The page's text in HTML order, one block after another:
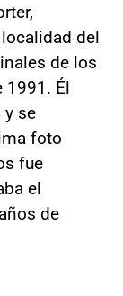
del
de los
1991. Él
y se
foto
fue
el
de